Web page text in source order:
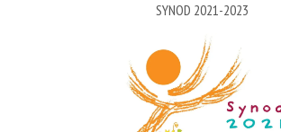
SYNOD 2021-2023